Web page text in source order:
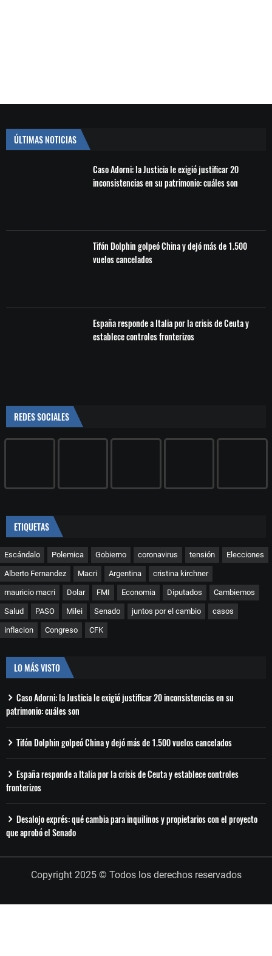
ÚLTIMAS NOTICIAS
Caso Adorni: la Justicia le exigió justificar 20
inconsistencias en su patrimonio: cuáles son
Tifón Dolphin golpeó China y dejó más de 1.500
vuelos cancelados
España responde a Italia por la crisis de Ceuta y
establece controles fronterizos
REDES SOCIALES
ETIQUETAS
Escándalo Polemica Gobierno coronavirus tensión Elecciones
Alberto Fernandez Macri Argentina cristina kirchner
mauricio macri Dolar FMI Economia Diputados Cambiemos
Salud PASO Milei Senado juntos por el cambio casos
inflacion Congreso CFK
LO MÁS VISTO
Caso Adorni: la Justicia le exigió justificar 20 inconsistencias en su
patrimonio: cuáles son
Tifón Dolphin golpeó China y dejó más de 1.500 vuelos cancelados
España responde a Italia por la crisis de Ceuta y establece controles
fronterizos
Desalojo exprés: qué cambia para inquilinos y propietarios con el proyecto
que aprobó el Senado
Copyright 2025 © Todos los derechos reservados